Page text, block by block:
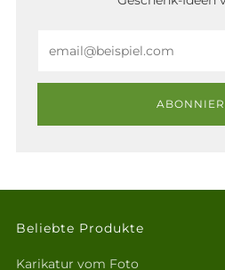
Beliebte Produkte
Karikatur vom Foto